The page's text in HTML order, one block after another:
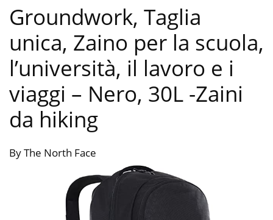
Groundwork, Taglia
unica, Zaino per la scuola,
l’università, il lavoro e i
viaggi – Nero, 30L -Zaini
da hiking
By The North Face